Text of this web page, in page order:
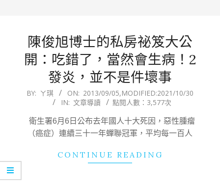
陳俊旭博士的私房祕笈大公
開：吃錯了，當然會生病！2
發炎，並不是件壞事
2013-
05
BY: ㄚ琪 ON: 2013/09/05,MODIFIED:2021/10/30
IN: 文章導讀 點閱人數：3,577次
衛生署6月6日公布去年國人十大死因，惡性腫瘤
（癌症）連續三十一年蟬聯冠軍，平均每一百人
CONTINUE READING